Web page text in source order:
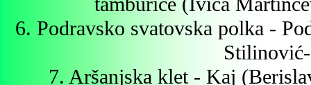
6. Podravsko svatovska polka -
7. Aršanjska klet - Kaj